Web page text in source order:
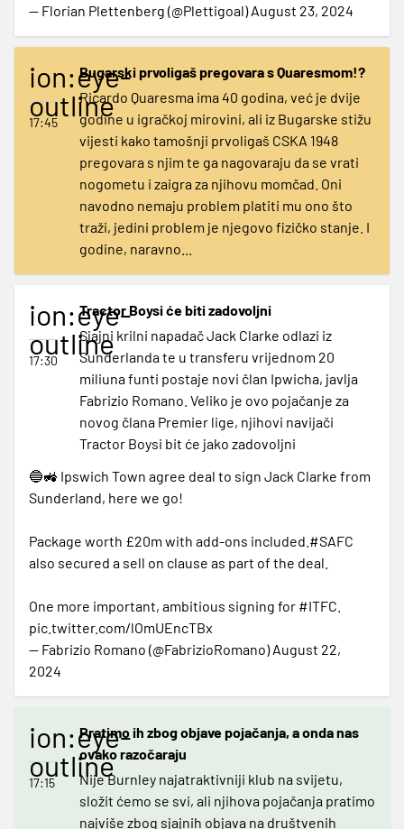
— Florian Plettenberg (@Plettigoal)August 23, 2024
ion:eye-
outline
17:45
Bugarski prvoligaš pregovara s Quaresmom!?
Ricardo Quaresma ima 40 godina, već je dvije
godine u igračkoj mirovini, ali iz Bugarske stižu
vijesti kako tamošnji prvoligaš CSKA 1948
pregovara s njim te ga nagovaraju da se vrati
nogometu i zaigra za njihovu momčad. Oni
navodno nemaju problem platiti mu ono što
traži, jedini problem je njegovo fizičko stanje. I
godine, naravno...
ion:eye-
outline
17:30
Tractor Boysi će biti zadovoljni
Sjajni krilni napadač Jack Clarke odlazi iz
Sunderlanda te u transferu vrijednom 20
miliuna funti postaje novi član Ipwicha, javlja
Fabrizio Romano. Veliko je ovo pojačanje za
novog člana Premier lige, njihovi navijači
Tractor Boysi bit će jako zadovoljni
🔵🚜 Ipswich Town agree deal to sign Jack Clarke from
Sunderland, here we go!
Package worth £20m with add-ons included. #SAFC
also secured a sell on clause as part of the deal.
One more important, ambitious signing for #ITFC
pic.twitter.com/lOmUEncTBx
— Fabrizio Romano (@FabrizioRomano)August 22,
2024
ion:eye-
outline
17:15
Pratimo ih zbog objave pojačanja, a onda nas
ovako razočaraju
Nije Burnley najatraktivniji klub na svijetu,
složit ćemo se svi, ali njihova pojačanja pratimo
najviše zbog sjajnih objava na društvenih